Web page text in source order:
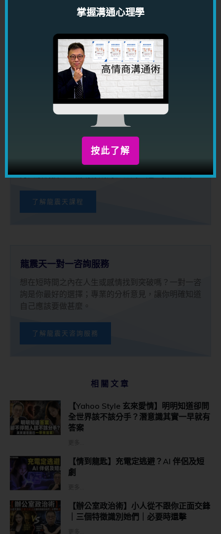
感染帶動任何人，讓你到處都得人緣，得
桃花，得貴人！
按此了解
龍震天設有一系列網上課程，讓你在短時間之內掌握
男女感情技巧，幫助你成為桃花萬人迷，找到姻緣！
了解龍震天課程
龍震天一對一咨詢服務
想在短時間之內在人生或感情找到突破嗎？一對一咨
詢是你最好的選擇；專業的分析意見，讓你明確知道
自己應該要做甚麼。
了解龍震天咨詢服務
相關文章
【Yahoo Style 玄來愛情】明明知道卻問
全世界該不該分手？潛意識其實一早就有
答案
【情到龍匙】充電定逃避？AI 伴侶及短
劇
【辦公室政治術】小人從不跟你正面交鋒
｜三個特徵識別她們｜必要時還擊
掌握溝通心理學
按此了解